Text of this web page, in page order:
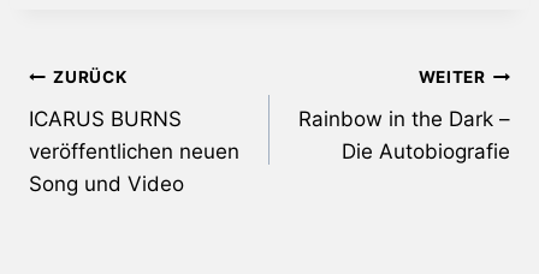
Beitragsnavigation
ZURÜCK
ICARUS BURNS
veröffentlichen neuen
Song und Video
WEITER
Rainbow in the Dark –
Die Autobiografie